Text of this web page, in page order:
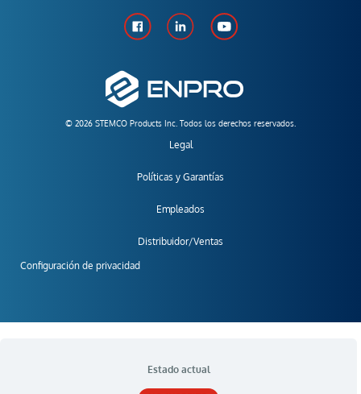
© 2026 STEMCO Products Inc. Todos los derechos reservados.
Legal
Políticas y Garantías
Empleados
Distribuidor/Ventas
Configuración de privacidad
Estado actual